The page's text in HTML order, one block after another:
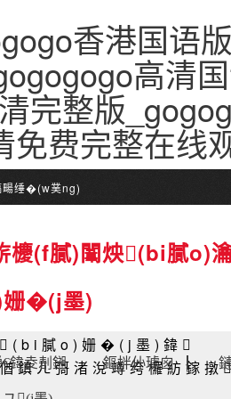
香港国语
高清
完整版
费完整在线
畼缍�(w菐ng)
櫦(f膩)闈炴(bi膩o)
姗�(j墨)
(bi膩o)姗�(j墨)鍏
ㄦ彁渚涗竴绔欏紡鎵
鍏夌剨鎺 鏂拌仦璩囪▕